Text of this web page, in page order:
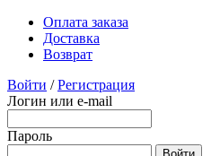
Оплата заказа
Доставка
Возврат
Войти / Регистрация
Логин или e-mail
Пароль